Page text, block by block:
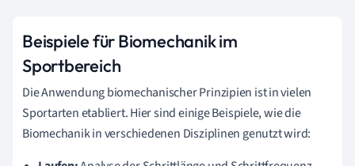
Beispiele für Biomechanik im
Sportbereich
Die Anwendung biomechanischer Prinzipien ist in vielen
Sportarten etabliert. Hier sind einige Beispiele, wie die
Biomechanik in verschiedenen Disziplinen genutzt wird: